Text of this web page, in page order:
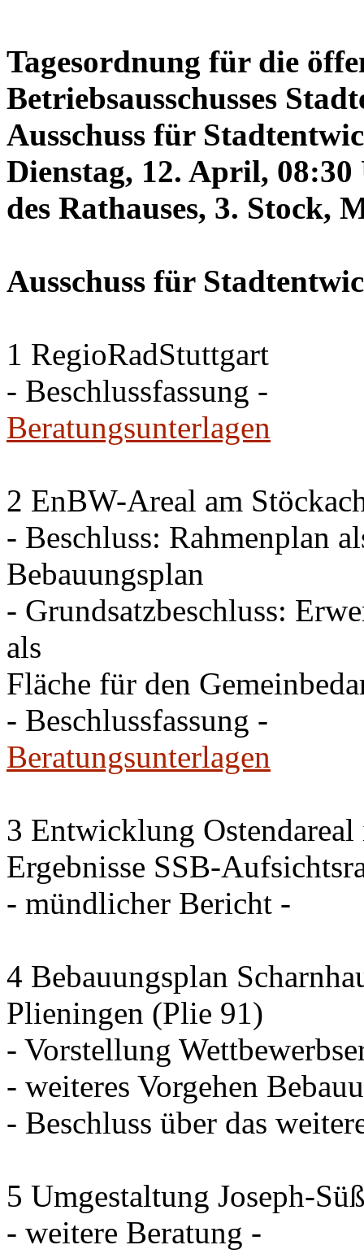
Tagesordnung für die
Betriebsausschusses
Ausschuss für
Dienstag, 12. April,
des Rathauses, 3. Stock,
Ausschuss für
1 RegioRadStuttgart
- Beschlussfassung -
Beratungsunterlagen
2 EnBW-Areal am
- Beschluss: Rahmenplan
Bebauungsplan
- Grundsatzbeschluss:
als
Fläche für den
- Beschlussfassung -
Beratungsunterlagen
3 Entwicklung
Ergebnisse SSB-
- mündlicher Bericht -
4 Bebauungsplan
Plieningen (Plie 91)
- Vorstellung
- weiteres Vorgehen
- Beschluss über das
5 Umgestaltung Joseph-
- weitere Beratung -